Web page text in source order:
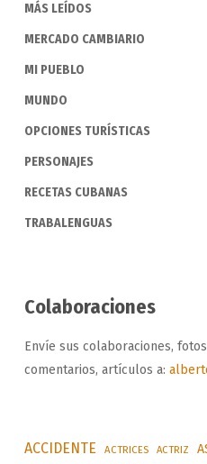
MÁS LEÍDOS
MERCADO CAMBIARIO
MI PUEBLO
MUNDO
OPCIONES TURÍSTICAS
PERSONAJES
RECETAS CUBANAS
TRABALENGUAS
Colaboraciones
Envíe sus colaboraciones,
comentarios, artículos a:
ACCIDENTE ACTRICES ACTRIZ